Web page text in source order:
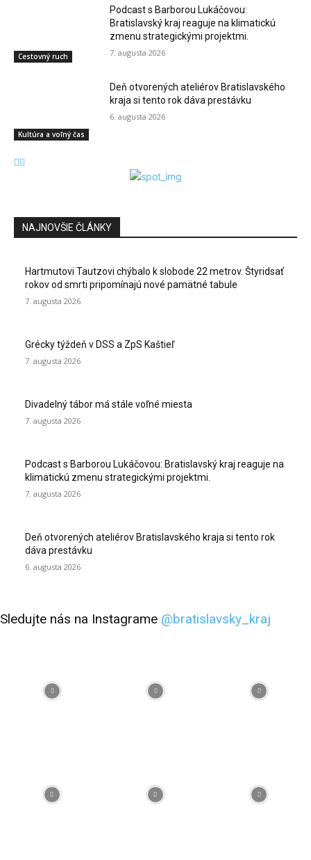
Cestovný ruch
Podcast s Barborou Lukáčovou:
Bratislavský kraj reaguje na klimatickú
zmenu strategickými projektmi.
7. augusta 2026
Kultúra a voľný čas
Deň otvorených ateliérov Bratislavského
kraja si tento rok dáva prestávku
6. augusta 2026
NAJNOVŠIE ČLÁNKY
Hartmutovi Tautzovi chýbalo k slobode 22 metrov. Štyridsať
rokov od smrti pripomínajú nové pamätné tabule
7. augusta 2026
Grécky týždeň v DSS a ZpS Kaštieľ
7. augusta 2026
Divadelný tábor má stále voľné miesta
7. augusta 2026
Podcast s Barborou Lukáčovou: Bratislavský kraj reaguje na
klimatickú zmenu strategickými projektmi.
7. augusta 2026
Deň otvorených ateliérov Bratislavského kraja si tento rok
dáva prestávku
6. augusta 2026
Sledujte nás na Instagrame @bratislavsky_kraj